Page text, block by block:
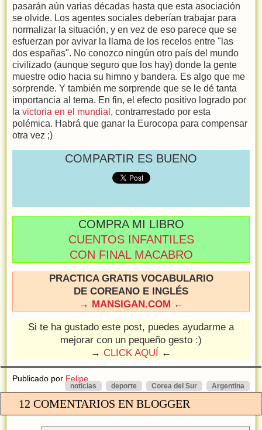
pasarán aún varias décadas hasta que esta asociación
se olvide. Los agentes sociales deberían trabajar para
normalizar la situación, y en vez de eso parece que se
esfuerzan por avivar la llama de los recelos entre "las
dos españas". No conozco ningún otro país del mundo
civilizado (aunque seguro que los hay) donde la gente
muestre odio hacia su himno y bandera. Es algo que me
sorprende. Y también me sorprende que se le dé tanta
importancia al tema. En fin, el efecto positivo logrado por
la victoria en el mundial , contrarrestado por esta
polémica. Habrá que ganar la Eurocopa para compensar
otra vez ;)
COMPARTIR ES BUENO
COMPRA MI LIBRO
CUENTOS INFANTILES
CON FINAL MACABRO
PRACTICA GRATIS VOCABULARIO
DE COREANO E INGLÉS
→ MANSIGAN.COM ←
Si te ha gustado este post, puedes ayudarme a
mejorar con un pequeño gesto :)
→ CLICK AQUÍ ←
Publicado por Felipe
Argentina
Corea del Sur
deporte
noticias
12 COMENTARIOS EN BLOGGER